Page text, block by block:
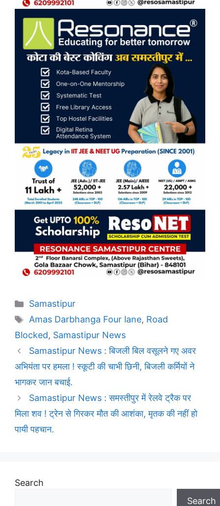
Categories
Samastipur
Tags
Amas Darbhanga Four lane, Road
Blocked, Samastipur News
Samastipur News : बिजली बिल वसूलने गए अवर
अभियंता पर हमला ! स्कूटी की चाभी छिनी, बिजली कर्मियों ने
भागकर जान बचाई.
Samastipur News : समस्तीपुर में रेलवे ट्रैक पर
मिला शव ! ट्रेन से गिरकर मौत की आशंका, मृतक की नहीं हो
पायी पहचान.
Search
Search